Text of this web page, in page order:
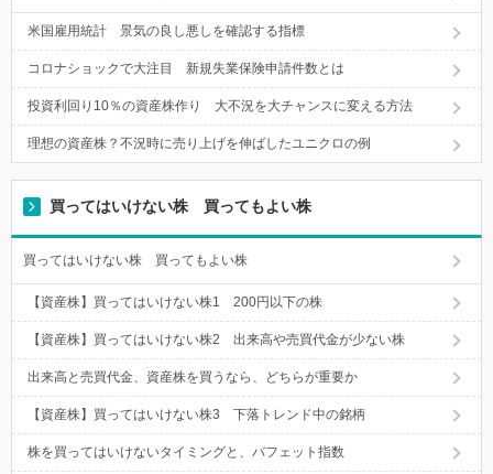
米国雇用統計 景気の良し悪しを確認する指標
コロナショックで大注目 新規失業保険申請件数とは
投資利回り10％の資産株作り 大不況を大チャンスに変える方法
理想の資産株？不況時に売り上げを伸ばしたユニクロの例
買ってはいけない株 買ってもよい株
買ってはいけない株 買ってもよい株
【資産株】買ってはいけない株1 200円以下の株
【資産株】買ってはいけない株2 出来高や売買代金が少ない株
出来高と売買代金、資産株を買うなら、どちらが重要か
【資産株】買ってはいけない株3 下落トレンド中の銘柄
株を買ってはいけないタイミングと、バフェット指数